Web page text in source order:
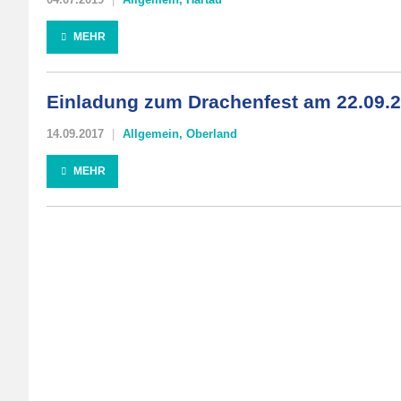
MEHR
Einladung zum Drachenfest am
14.09.2017 Allgemein, Oberland
MEHR